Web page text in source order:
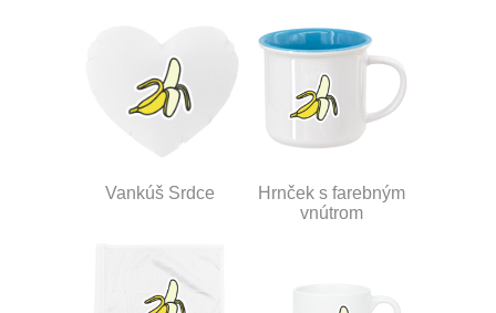
Vankúš Srdce
Hrnček s farebným
vnútrom